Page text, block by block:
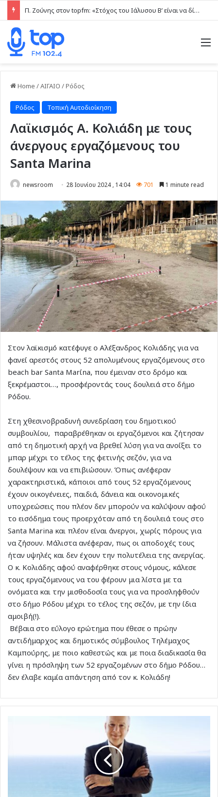
Π. Ζούνης στον topfm: «Στόχος του Ιάλυσου Β’ είναι να δίνει παιχνίδια και πραγματικές ευκαιρίες στα νέα παιδιά» (ηχητικό)
Home /ΑΙΓΑΙΟ /Ρόδος
Ρόδος Τοπική Αυτοδιοίκηση
Λαϊκισμός Α. Κολιάδη με τους
άνεργους εργαζόμενους του
Santa Marina
newsroom 28 Ιουνίου 2024 , 14:04 701 1 minute read
Στον λαϊκισμό κατέφυγε ο Αλέξανδρος Κολιάδης για να
φανεί αρεστός στους 52 απολυμένους εργαζόμενους στο
beach bar Santa Marίna, που έμειναν στο δρόμο και
ξεκρέμαστοι…, προσφέροντάς τους δουλειά στο δήμο
Ρόδου.
Στη χθεσινοβραδυνή συνεδρίαση του δημοτικού
συμβουλίου, παραβρέθηκαν οι εργαζόμενοι και ζήτησαν
από τη δημοτική αρχή να βρεθεί λύση για να ανοίξει το
μπαρ μέχρι το τέλος της φετινής σεζόν, για να
δουλέψουν και να επιβιώσουν. Όπως ανέφεραν
χαρακτηριστικά, κάποιοι από τους 52 εργαζόμενους
έχουν οικογένειες, παιδιά, δάνεια και οικονομικές
υποχρεώσεις που πλέον δεν μπορούν να καλύψουν αφού
το εισόδημα τους προερχόταν από τη δουλειά τους στο
Santa Marina και πλέον είναι άνεργοι, χωρίς πόρους για
να ζήσουν. Μάλιστα ανέφεραν, πως οι αποδοχές τους
ήταν υψηλές και δεν έχουν την πολυτέλεια της ανεργίας.
Ο κ. Κολιάδης αφού αναφέρθηκε στους νόμους, κάλεσε
τους εργαζόμενους να του φέρουν μια λίστα με τα
ονόματα και την μισθοδοσία τους για να προσληφθούν
στο δήμο Ρόδου μέχρι το τέλος της σεζόν, με την ίδια
αμοιβή(!).
Βέβαια στο εύλογο ερώτημα που έθεσε ο πρώην
αντιδήμαρχος και δημοτικός σύμβουλος Τηλέμαχος
Καμπούρης, με ποιο καθεστώς και με ποια διαδικασία θα
γίνει η πρόσληψη των 52 εργαζομένων στο δήμο Ρόδου…
δεν έλαβε καμία απάντηση από τον κ. Κολιάδη!